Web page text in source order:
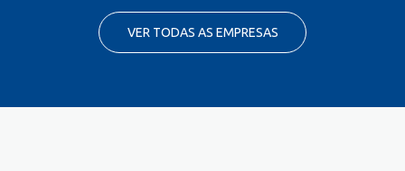
VER TODAS AS EMPRESAS